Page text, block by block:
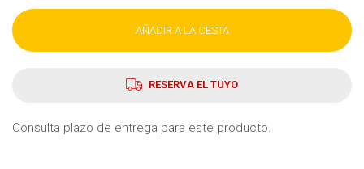
AÑADIR A LA CESTA
RESERVA EL TUYO
Consulta plazo de entrega para este producto.